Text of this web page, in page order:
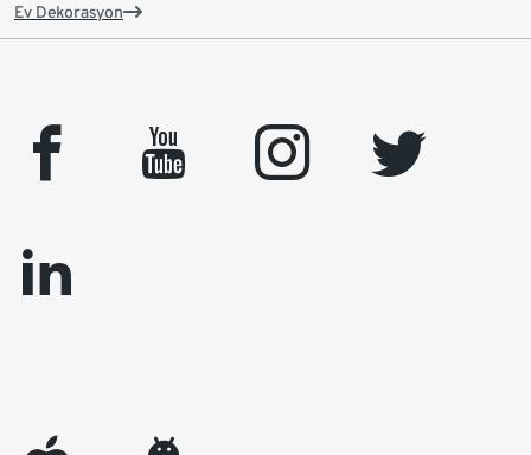
Ev Dekorasyon
facebook youtube instagram
twitter
linkedin